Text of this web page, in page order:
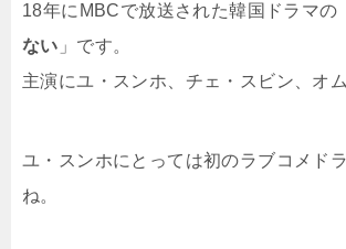
18年にMBCで放送された韓国ドラマの
ない 」です。
主演にユ・スンホ、チェ・スビン、オ
ユ・スンホにとっては初のラブコメド
ね。